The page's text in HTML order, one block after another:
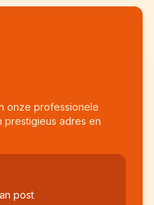
onze professionele
prestigieus adres en
post